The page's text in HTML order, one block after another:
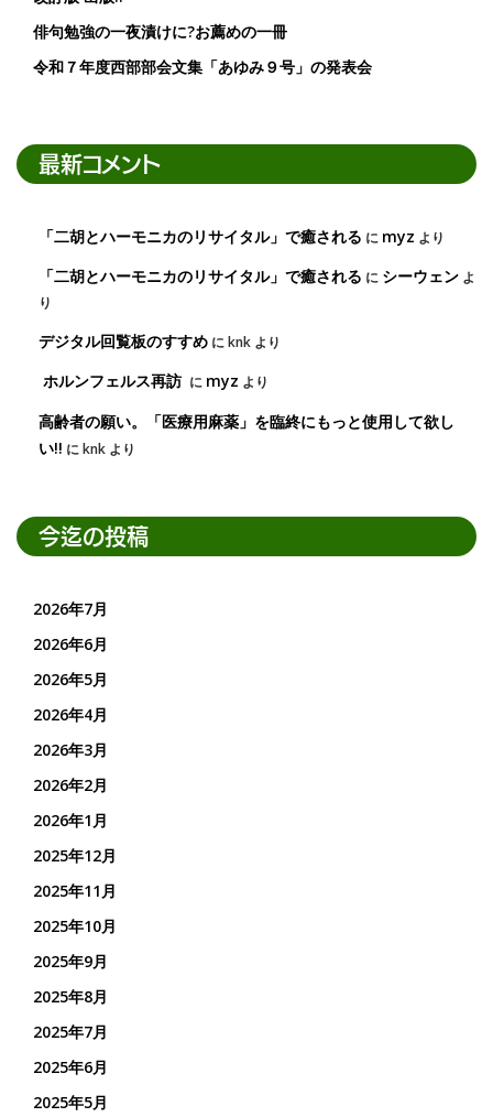
俳句勉強の一夜漬けに?お薦めの一冊
令和７年度西部部会文集「あゆみ９号」の発表会
最新コメント
「二胡とハーモニカのリサイタル」で癒される に myz より
「二胡とハーモニカのリサイタル」で癒される に シーウェン よ
り
デジタル回覧板のすすめ にknk より
ホルンフェルス再訪 に myz より
高齢者の願い。「医療用麻薬」を臨終にもっと使用して欲し
い!! にknk より
今迄の投稿
2026年7月
2026年6月
2026年5月
2026年4月
2026年3月
2026年2月
2026年1月
2025年12月
2025年11月
2025年10月
2025年9月
2025年8月
2025年7月
2025年6月
2025年5月